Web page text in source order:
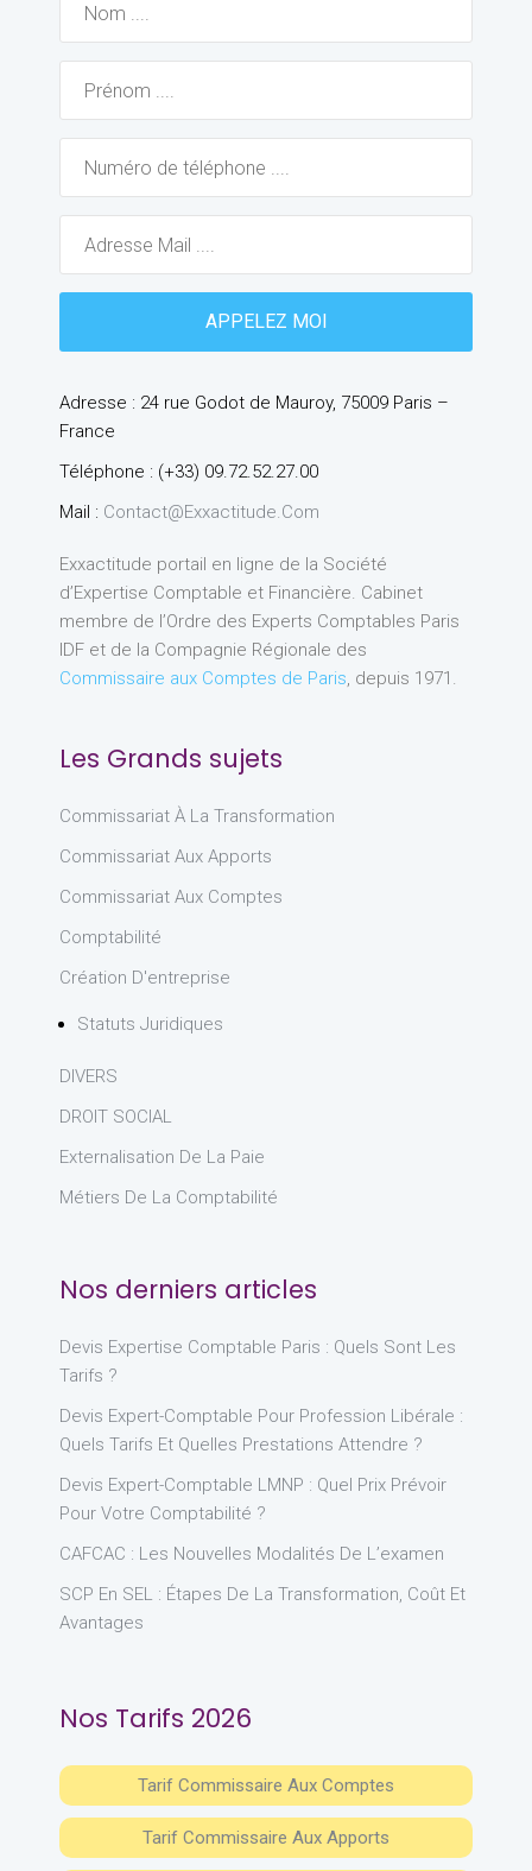
Adresse : 24 rue Godot de Mauroy, 75009 Paris –
France
Téléphone : (+33) 09.72.52.27.00
Mail : Contact@exxactitude.com
Exxactitude portail en ligne de la Société
d’Expertise Comptable et Financière. Cabinet
membre de l’Ordre des Experts Comptables Paris
IDF et de la Compagnie Régionale des
Commissaire aux Comptes de Paris, depuis 1971.
Les Grands sujets
Commissariat À La Transformation
Commissariat Aux Apports
Commissariat Aux Comptes
Comptabilité
Création D'entreprise
Statuts Juridiques
DIVERS
DROIT SOCIAL
Externalisation De La Paie
Métiers De La Comptabilité
Nos derniers articles
Devis Expertise Comptable Paris : Quels Sont Les
Tarifs ?
Devis Expert-Comptable Pour Profession Libérale :
Quels Tarifs Et Quelles Prestations Attendre ?
Devis Expert-Comptable LMNP : Quel Prix Prévoir
Pour Votre Comptabilité ?
CAFCAC : Les Nouvelles Modalités De L’examen
SCP En SEL : Étapes De La Transformation, Coût Et
Avantages
Nos Tarifs 2026
Tarif Commissaire Aux Comptes
Tarif Commissaire Aux Apports